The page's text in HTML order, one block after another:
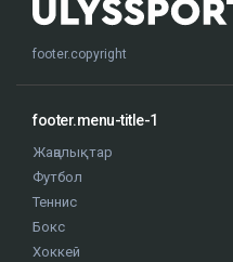
footer.copyright
footer.menu-title-1
Жаңалықтар
Футбол
Теннис
Бокс
Хоккей